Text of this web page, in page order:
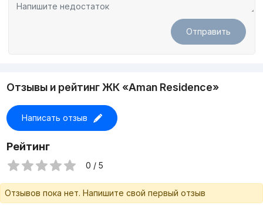
Отправить
Отзывы и рейтинг ЖК «Aman Residence»
Написать отзыв
Рейтинг
0 / 5
Отзывов пока нет. Напишите свой первый отзыв